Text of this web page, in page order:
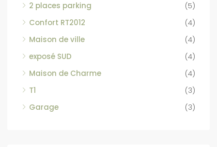
2 places parking
(5)
Confort RT2012
(4)
Maison de ville
(4)
exposé SUD
(4)
Maison de Charme
(4)
T1
(3)
Garage
(3)